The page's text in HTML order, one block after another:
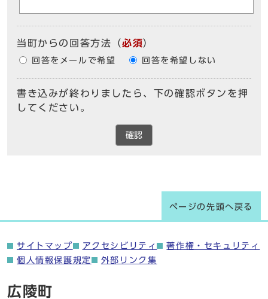
当町からの回答方法 （必須）
回答をメールで希望 回答を希望しない
書き込みが終わりましたら、下の確認ボタンを押
してください。
確認
ページの先頭へ戻る
サイトマップ アクセシビリティ
著作権・セキュリティ
個人情報保護規定
外部リンク集
広陵町